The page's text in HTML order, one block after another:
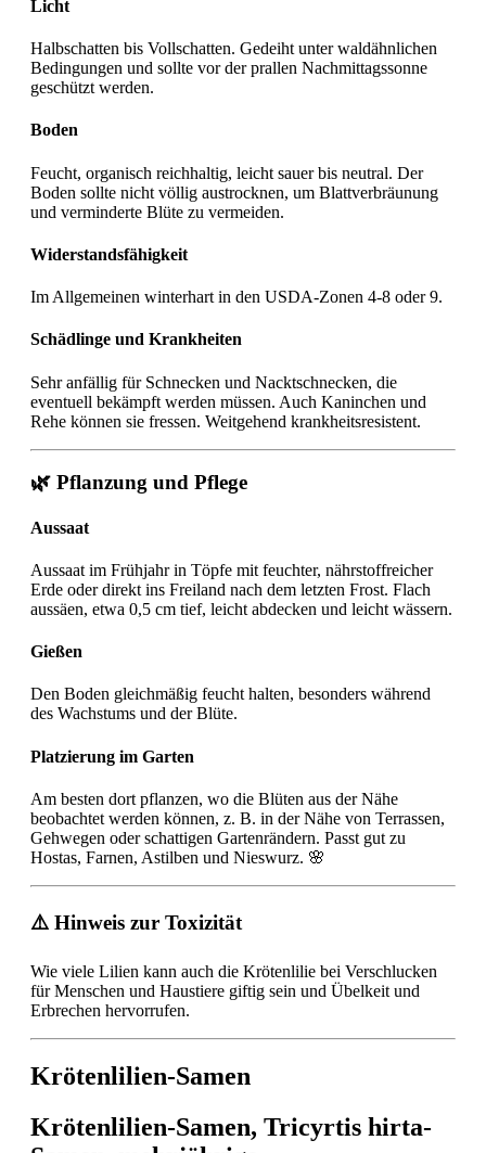
Licht
Halbschatten bis Vollschatten. Gedeiht unter waldähnlichen
Bedingungen und sollte vor der prallen Nachmittagssonne
geschützt werden.
Boden
Feucht, organisch reichhaltig, leicht sauer bis neutral. Der
Boden sollte nicht völlig austrocknen, um Blattverbräunung
und verminderte Blüte zu vermeiden.
Widerstandsfähigkeit
Im Allgemeinen winterhart in den USDA-Zonen 4-8 oder 9.
Schädlinge und Krankheiten
Sehr anfällig für Schnecken und Nacktschnecken, die
eventuell bekämpft werden müssen. Auch Kaninchen und
Rehe können sie fressen. Weitgehend krankheitsresistent.
🌿 Pflanzung und Pflege
Aussaat
Aussaat im Frühjahr in Töpfe mit feuchter, nährstoffreicher
Erde oder direkt ins Freiland nach dem letzten Frost. Flach
aussäen, etwa 0,5 cm tief, leicht abdecken und leicht wässern.
Gießen
Den Boden gleichmäßig feucht halten, besonders während
des Wachstums und der Blüte.
Platzierung im Garten
Am besten dort pflanzen, wo die Blüten aus der Nähe
beobachtet werden können, z. B. in der Nähe von Terrassen,
Gehwegen oder schattigen Gartenrändern. Passt gut zu
Hostas, Farnen, Astilben und Nieswurz. 🌸
⚠️ Hinweis zur Toxizität
Wie viele Lilien kann auch die Krötenlilie bei Verschlucken
für Menschen und Haustiere giftig sein und Übelkeit und
Erbrechen hervorrufen.
Krötenlilien-Samen
Krötenlilien-Samen, Tricyrtis hirta-